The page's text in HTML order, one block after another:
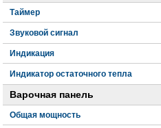
Таймер
Звуковой сигнал
Индикация
Индикатор остаточного тепла
Варочная панель
Общая мощность